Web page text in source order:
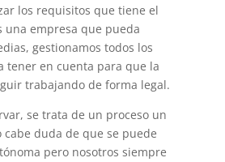
los requisitos que tiene el
una empresa que pueda
gestionamos todos los
tener en cuenta para que la
trabajando de forma legal.
se trata de un proceso un
duda de que se puede
pero nosotros siempre